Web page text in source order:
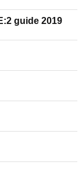
RE:2 guide 2019